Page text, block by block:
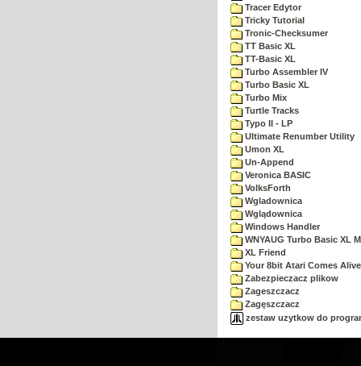
Tracer Edytor
Tricky Tutorial
Tronic-Checksumer
TT Basic XL
TT-Basic XL
Turbo Assembler IV
Turbo Basic XL
Turbo Mix
Turtle Tracks
Typo II - LP
Ultimate Renumber Utility
Umon XL
Un-Append
Veronica BASIC
VolksForth
Wgladownica
Wglądownica
Windows Handler
WNYAUG Turbo Basic XL
XL Friend
Your 8bit Atari Comes
Zabezpieczacz plikow
Zageszczacz
Zagęszczacz
zestaw uzytkow do